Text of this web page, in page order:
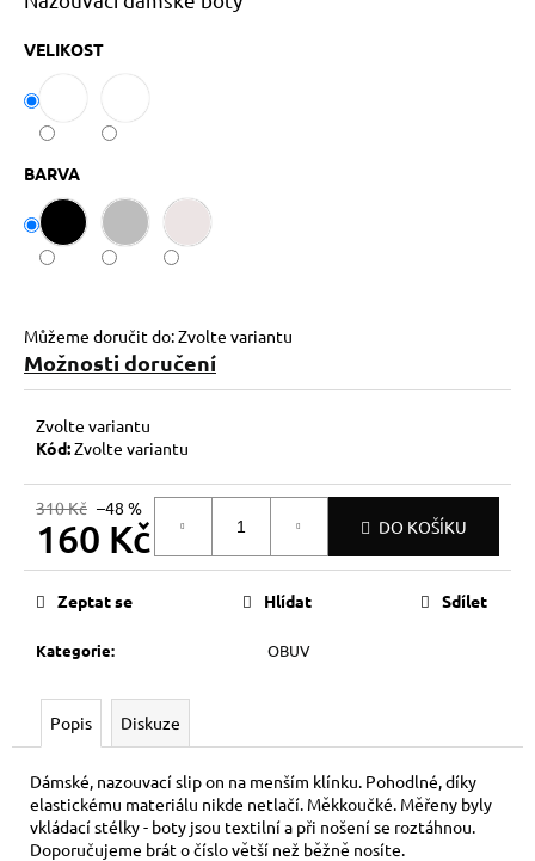
VELIKOST
BARVA
Můžeme doručit do:Zvolte variantu
Možnosti doručení
Zvolte variantu
Kód:Zvolte variantu
310 Kč –48 %
160 Kč
Měrná
DO KOŠÍKU
Kategorie: OBUV
Zeptat se Hlídat Sdílet
Popis Diskuze
Dámské, nazouvací slip on na menším klínku. Pohodlné, díky
elastickému materiálu nikde netlačí. Měkkoučké. Měřeny byly
vkládací stélky - boty jsou textilní a při nošení se roztáhnou.
Doporučujeme brát o číslo větší než běžně nosíte.
j
m